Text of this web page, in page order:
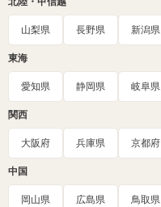
山梨県 長野県 新潟県
東海
愛知県 静岡県 岐阜県
関西
大阪府 兵庫県 京都府
中国
岡山県 広島県 鳥取県